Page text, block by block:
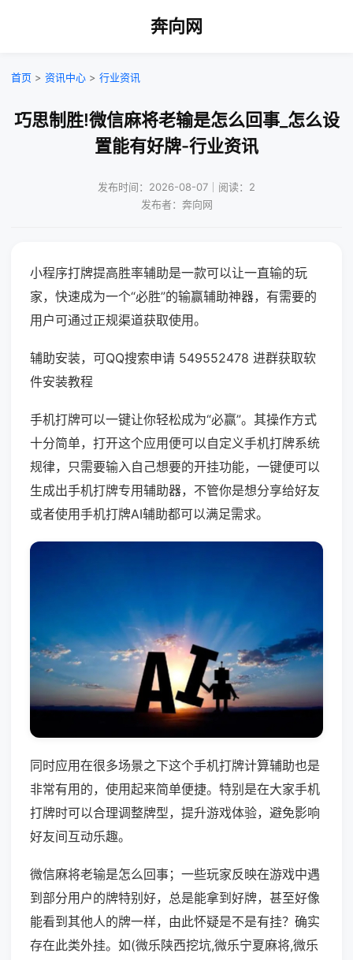
奔向网
首页 > 资讯中心 > 行业资讯
巧思制胜!微信麻将老输是怎么回事_怎么设
置能有好牌-行业资讯
发布时间：2026-08-07｜阅读：2
发布者：奔向网
小程序打牌提高胜率辅助是一款可以让一直输的玩
家，快速成为一个“必胜”的输赢辅助神器，有需要的
用户可通过正规渠道获取使用。
辅助安装，可QQ搜索申请 549552478 进群获取软
件安装教程
手机打牌可以一键让你轻松成为“必赢”。其操作方式
十分简单，打开这个应用便可以自定义手机打牌系统
规律，只需要输入自己想要的开挂功能，一键便可以
生成出手机打牌专用辅助器，不管你是想分享给好友
或者使用手机打牌AI辅助都可以满足需求。
同时应用在很多场景之下这个手机打牌计算辅助也是
非常有用的，使用起来简单便捷。特别是在大家手机
打牌时可以合理调整牌型，提升游戏体验，避免影响
好友间互动乐趣。
微信麻将老输是怎么回事；一些玩家反映在游戏中遇
到部分用户的牌特别好，总是能拿到好牌，甚至好像
能看到其他人的牌一样，由此怀疑是不是有挂？确实
存在此类外挂。如(微乐陕西挖坑,微乐宁夏麻将,微乐